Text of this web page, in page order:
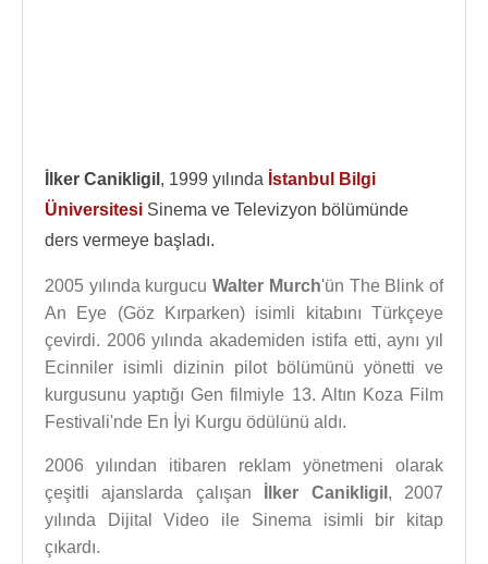
İlker Canikligil , 1999 yılında İstanbul Bilgi
Üniversitesi Sinema ve Televizyon bölümünde
ders vermeye başladı.
2005 yılında kurgucuWalter Murch'ün The Blink of
An Eye (Göz Kırparken) isimli kitabını Türkçeye
çevirdi. 2006 yılında akademiden istifa etti, aynı yıl
Ecinniler isimli dizinin pilot bölümünü yönetti ve
kurgusunu yaptığı Gen filmiyle 13. Altın Koza Film
Festivali'nde En İyi Kurgu ödülünü aldı.
2006 yılından itibaren reklam yönetmeni olarak
çeşitli ajanslarda çalışan
İlker Canikligil , 2007
yılında Dijital Video ile Sinema isimli bir kitap
çıkardı.